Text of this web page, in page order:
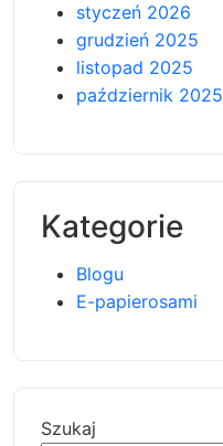
styczeń 2026
grudzień 2025
listopad 2025
październik 2025
Kategorie
Blogu
E-papierosami
Szukaj